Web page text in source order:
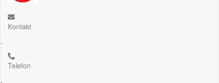
Kontakt
.
Telefon
.